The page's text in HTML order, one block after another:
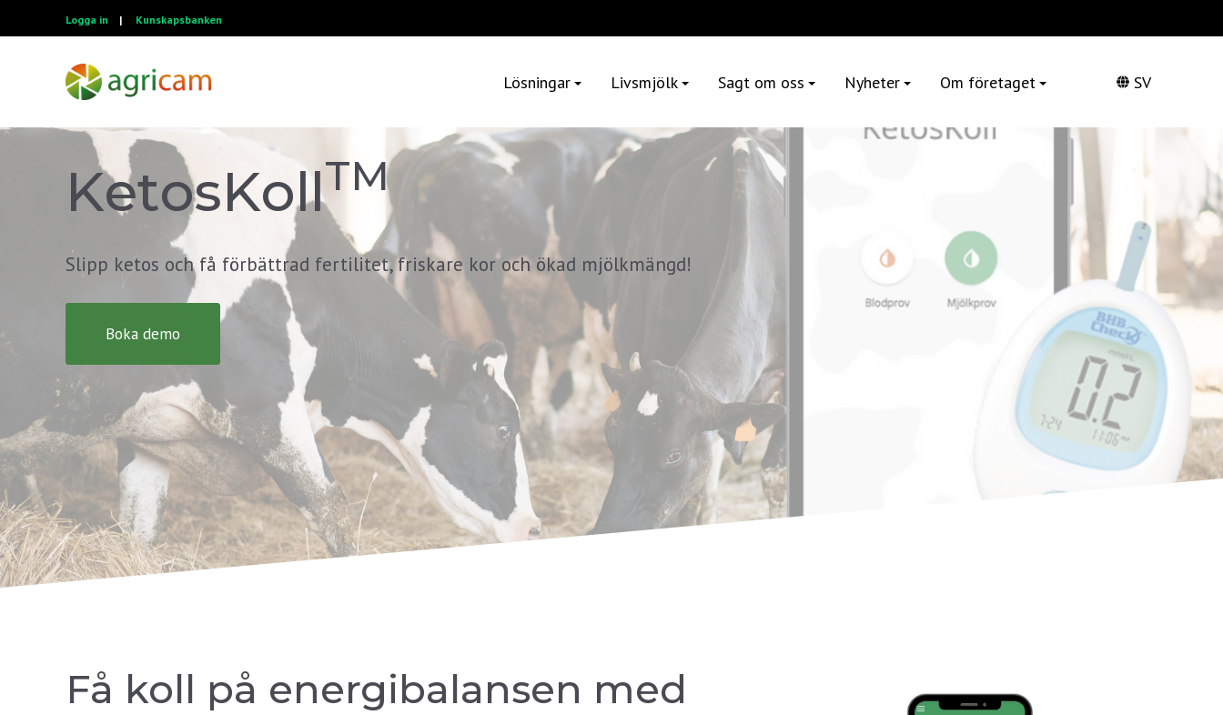
Logga in | Kunskapsbanken
Lösningar Livsmjölk Sagt om oss Nyheter Om företaget SV
KetosKollTM
Slipp ketos och få förbättrad fertilitet, friskare kor och ökad mjölkmängd!
Boka demo
Få koll på energibalansen med